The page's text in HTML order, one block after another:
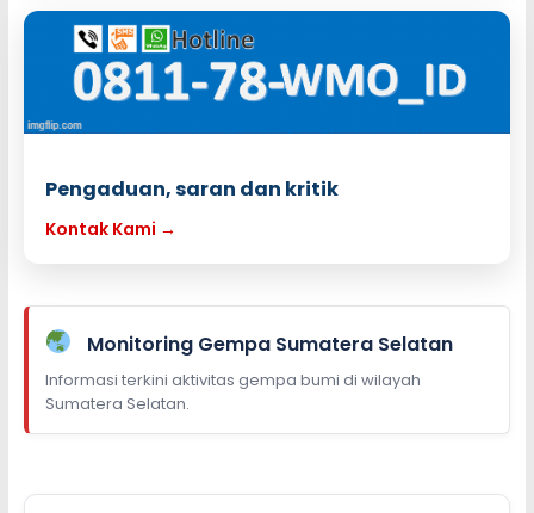
Pengaduan, saran dan kritik
Kontak Kami →
Monitoring Gempa Sumatera Selatan
Informasi terkini aktivitas gempa bumi di wilayah
Sumatera Selatan.